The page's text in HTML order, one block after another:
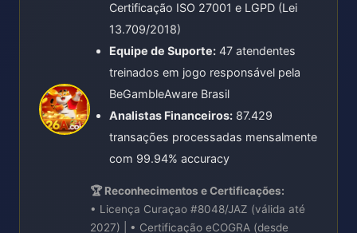
Certificação ISO 27001 e LGPD (Lei
13.709/2018)
Equipe de Suporte: 47 atendentes
treinados em jogo responsável pela
BeGambleAware Brasil
Analistas Financeiros: 87.429
transações processadas mensalmente
com 99.94% accuracy
🏆 Reconhecimentos e Certificações:
• Licença Curaçao #8048/JAZ (válida até
2027) | • Certificação eCOGRA (desde